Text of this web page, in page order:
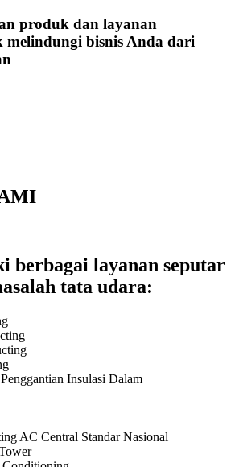
produk dan layanan
melindungi bisnis Anda dari
berbagai layanan seputar
tata udara:
Insulasi Dalam
AC Central Standar Nasional